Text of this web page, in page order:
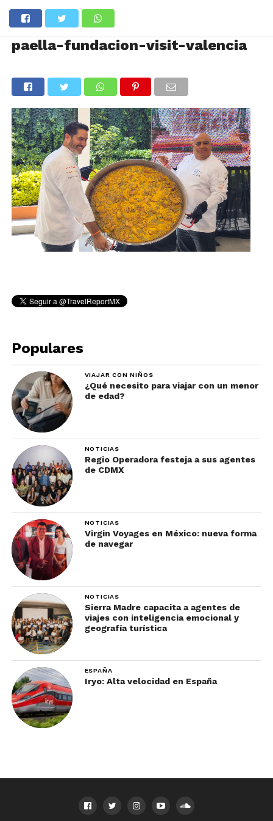
paella-fundacion-visit-valencia
Populares
VIAJAR CON NIÑOS
¿Qué necesito para viajar con un menor
de edad?
NOTICIAS
Regio Operadora festeja a sus agentes
de CDMX
NOTICIAS
Virgin Voyages en México: nueva forma
de navegar
NOTICIAS
Sierra Madre capacita a agentes de
viajes con inteligencia emocional y
geografía turística
ESPAÑA
Iryo: Alta velocidad en España